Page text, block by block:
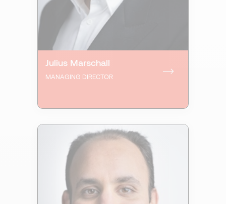
Julius Marschall
MANAGING DIRECTOR